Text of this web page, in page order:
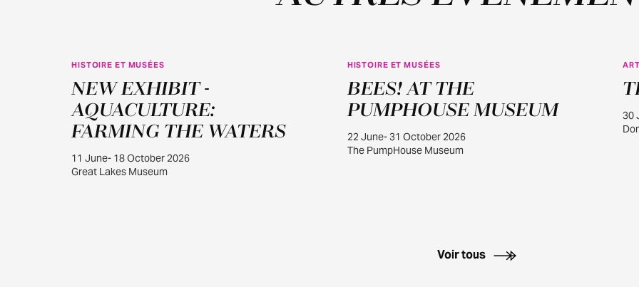
11
HISTOIRE ET MUSÉES
NEW EXHIBIT -
AQUACULTURE:
FARMING THE WATERS
11 June- 18 October 2026
Great Lakes Museum
22
HISTOIRE ET MUSÉES
BEES! AT THE
PUMPHOUSE MUSEUM
22 June- 31 October 2026
The PumpHouse Museum
30
Voir tous